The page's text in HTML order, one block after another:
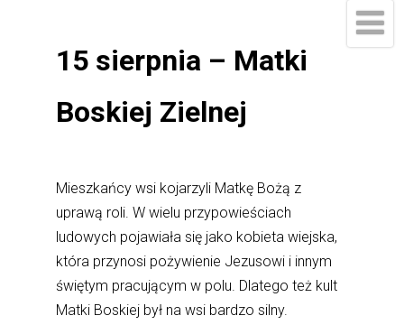
15 sierpnia – Matki
Boskiej Zielnej
Mieszkańcy wsi kojarzyli Matkę Bożą z
uprawą roli. W wielu przypowieściach
ludowych pojawiała się jako kobieta wiejska,
która przynosi pożywienie Jezusowi i innym
świętym pracującym w polu. Dlatego też kult
Matki Boskiej był na wsi bardzo silny.